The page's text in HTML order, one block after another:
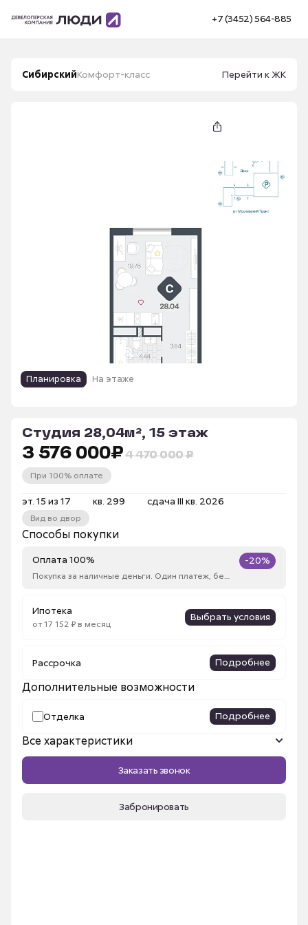
+7 (3452) 564-885
Планировка На этаже
СибирскийКомфорт-класс Перейти к ЖК
Студия 28,04м², 15 этаж
3 576 000₽ 4 470 000 ₽
При 100% оплате
эт. 15 из 17 кв. 299 сдача III кв. 2026
Вид во двор
Способы покупки
Оплата 100%
Покупка за наличные деньги. Один платеж, без рассрочки
-20%
Ипотека
от 17 152 ₽ в месяц
Выбрать условия
Рассрочка Подробнее
Дополнительные возможности
Отделка Подробнее
Все характеристики
Название ЖК Сибирский
Заказать звонок
Забронировать